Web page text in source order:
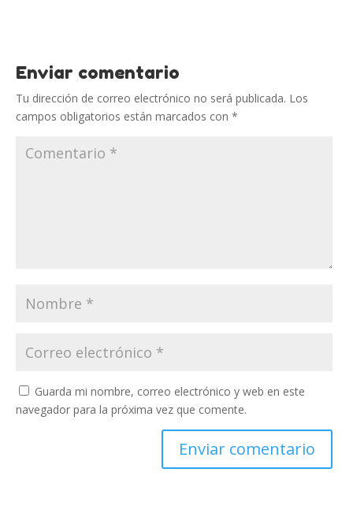
Enviar comentario
Tu dirección de correo electrónico no será publicada. Los
campos obligatorios están marcados con *
Guarda mi nombre, correo electrónico y web en este
navegador para la próxima vez que comente.